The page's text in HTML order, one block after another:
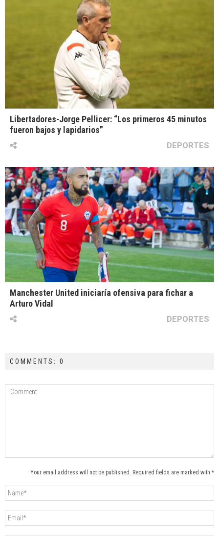
Libertadores-Jorge Pellicer: “Los primeros 45 minutos
fueron bajos y lapidarios”
DEPORTES
Manchester United iniciaría ofensiva para fichar a
Arturo Vidal
DEPORTES
COMMENTS: 0
Your email address will not be published. Required fields are marked with *